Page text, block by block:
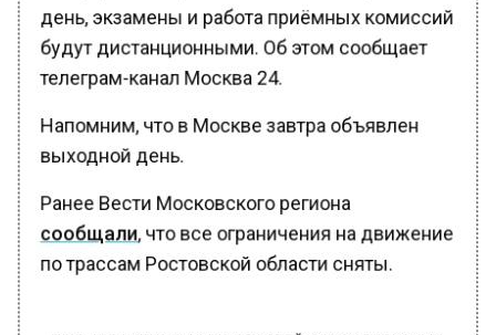
день, экзамены и работа приёмных комиссий
будут дистанционными. Об этом сообщает
телеграм-канал Москва 24.
Напомним, что в Москве завтра объявлен
выходной день.
Ранее Вести Московского региона
сообщали, что все ограничения на движение
по трассам Ростовской области сняты.